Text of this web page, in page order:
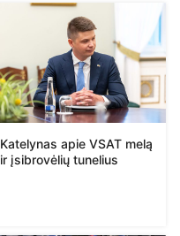
Katelynas apie VSAT melą
ir įsibrovėlių tunelius